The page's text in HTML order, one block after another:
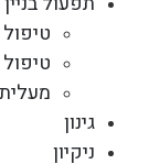
טיפול
גינון
ניקיון